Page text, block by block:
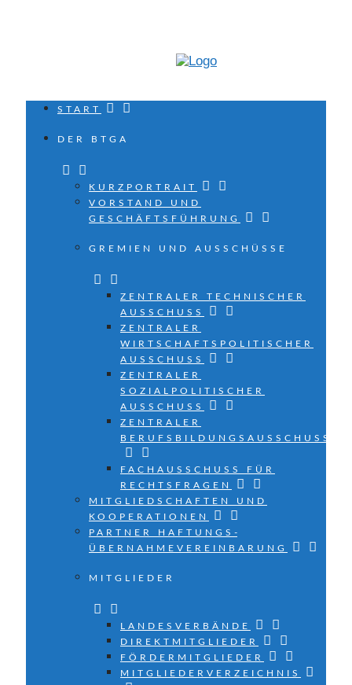
START
DER BTGA
KURZPORTRAIT
VORSTAND UND
GESCHÄFTSFÜHRUNG
GREMIEN UND AUSSCHÜSSE
ZENTRALER TECHNISCHER
AUSSCHUSS
ZENTRALER
WIRTSCHAFTSPOLITISCHER
AUSSCHUSS
ZENTRALER
SOZIALPOLITISCHER
AUSSCHUSS
ZENTRALER
BERUFSBILDUNGSAUSSCHUSS
FACHAUSSCHUSS FÜR
RECHTSFRAGEN
MITGLIEDSCHAFTEN UND
KOOPERATIONEN
PARTNER HAFTUNGS­
ÜBERNAHMEVEREINBARUNG
MITGLIEDER
LANDESVERBÄNDE
DIREKTMITGLIEDER
FÖRDERMITGLIEDER
MITGLIEDERVERZEICHNIS